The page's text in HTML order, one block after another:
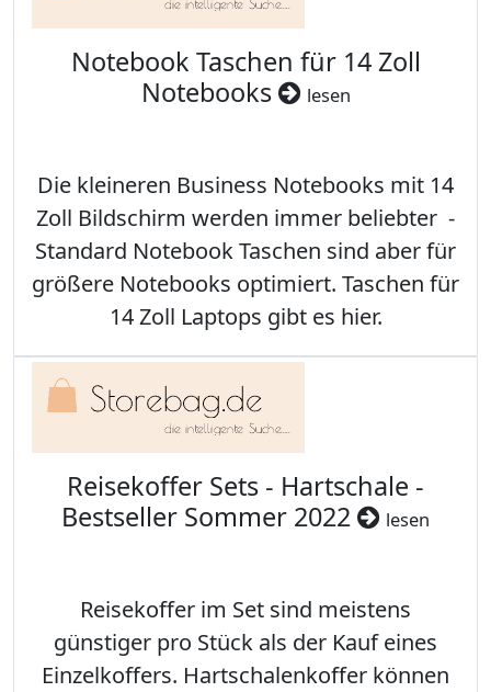
Notebook Taschen für 14 Zoll
Notebooks
lesen
Die kleineren Business Notebooks mit 14
Zoll Bildschirm werden immer beliebter -
Standard Notebook Taschen sind aber für
größere Notebooks optimiert. Taschen für
14 Zoll Laptops gibt es hier.
Reisekoffer Sets - Hartschale -
Bestseller Sommer 2022
lesen
Reisekoffer im Set sind meistens
günstiger pro Stück als der Kauf eines
Einzelkoffers. Hartschalenkoffer können